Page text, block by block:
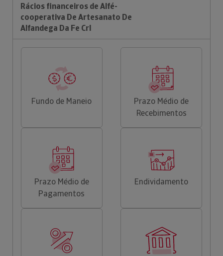
Rácios financeiros de Alfé-
cooperativa De Artesanato De
Alfandega Da Fe Crl
Fundo de Maneio
Prazo Médio de
Recebimentos
Prazo Médio de
Pagamentos
Endividamento